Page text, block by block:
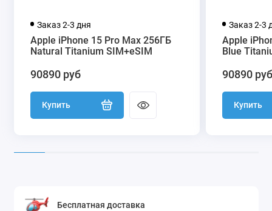
Заказ 2-3 дня
Apple iPhone 15 Pro Max 256ГБ
Natural Titanium SIM+eSIM
90890 руб
Купить
Заказ 2-3
Apple
Blue
90890 руб
Купить
Бесплатная доставка